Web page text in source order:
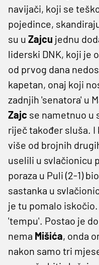
navijači, koji se
pojedince,
su u Zajcu jednu
liderski DNK, koji je
od prvog dana
kapetan, onaj koji
zadnjih 'senatora' u
Zajc se nametnuo u
riječ također sluša. I
više od brojnih
uselili u svlačionicu
poraza u Puli (2-1)
sastanka u
je tu pomalo
'tempu'. Postao je
nema Mišića, onda
nakon samo tri